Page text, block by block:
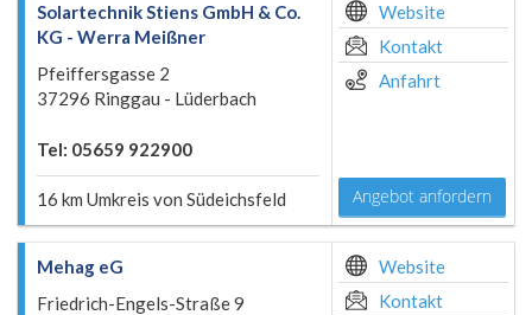
Solartechnik Stiens GmbH & Co.
KG - Werra Meißner
Pfeiffersgasse 2
37296 Ringgau - Lüderbach
Tel: 05659 922900
16 km Umkreis von Südeichsfeld
Website
Kontakt
Anfahrt
Angebot anfordern
Mehag eG
Friedrich-Engels-Straße 9
Website
Kontakt